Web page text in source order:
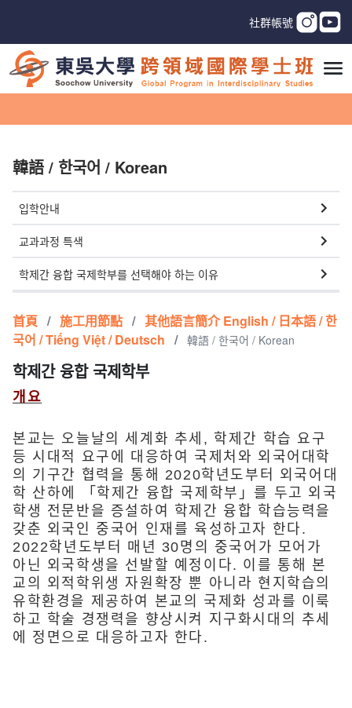
社群帳號
韓語 / 한국어 / Korean
입학안내
교과과정 특색
학제간 융합 국제학부를 선택해야 하는 이유
首頁 / 施工用節點 / 其他語言簡介 English / 日本語 / 한
국어 / Tiếng Việt / Deutsch / 韓語 / 한국어 / Korean
학제간 융합 국제학부
개요
본교는 오늘날의 세계화 추세, 학제간 학습 요구
등 시대적 요구에 대응하여 국제처와 외국어대학
의 기구간 협력을 통해 2020학년도부터 외국어대
학 산하에 「학제간 융합 국제학부」를 두고 외국
학생 전문반을 증설하여 학제간 융합 학습능력을
갖춘 외국인 중국어 인재를 육성하고자 한다.
2022학년도부터 매년 30명의 중국어가 모어가
아닌 외국학생을 선발할 예정이다. 이를 통해 본
교의 외적학위생 자원확장 뿐 아니라 현지학습의
유학환경을 제공하여 본교의 국제화 성과를 이룩
하고 학술 경쟁력을 향상시켜 지구화시대의 추세
에 정면으로 대응하고자 한다.